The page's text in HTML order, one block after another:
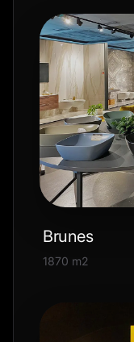
Brunes
1870 m2